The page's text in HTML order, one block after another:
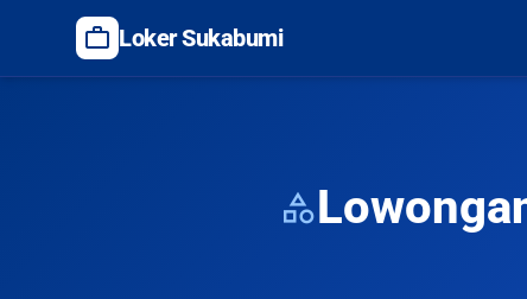
work Loker Sukabumi
category